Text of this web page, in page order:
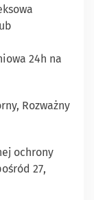
24h na
Rozważny
ochrony
27,